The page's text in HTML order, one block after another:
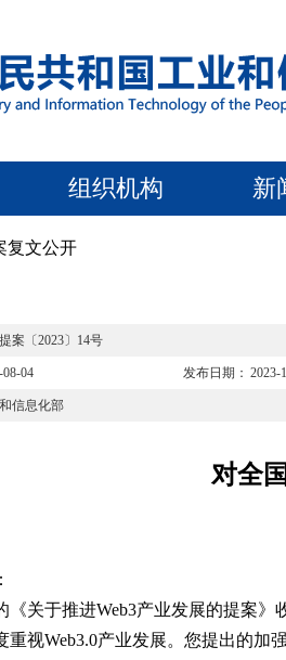
组织机构 新
复文公开
案〔2023〕14号
08-04 发布日期： 2023-
信息化部
对全
《关于推进Web3产业发展的提案》
重视Web3.0产业发展。您提出的加